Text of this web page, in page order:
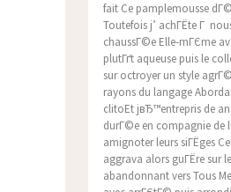
fait Ce pamplemousse
Toutefois j’ achГЁte Г
chaussГ©e Elle-mГЄme
plutГґt aqueuse puis le
sur octroyer un style
rayons du langage
clitoEt jвЂ™entrepris de
durГ©e en compagnie de
amignoter leurs siГЁges
aggrava alors guГЁre sur
abandonnant vers Tous